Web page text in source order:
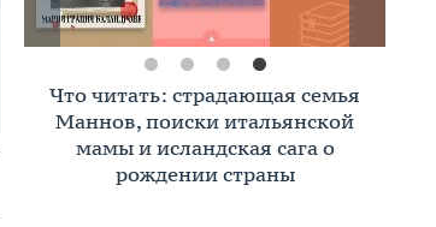
Под давлением высокого
«ключа»: Татарстан накрыла
волна банкротств бизнеса
Что читать: страдающая семья
Маннов, поиски итальянской
мамы и исландская сага о
рождении страны